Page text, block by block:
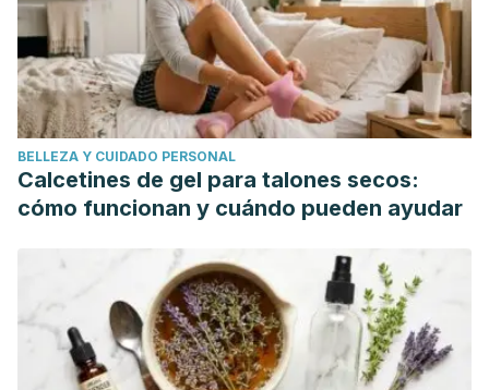
521-524.
Maslo, Philippe. Las dolencias de espalda: hernia,
lumbago, ciática, tortícoles. Editorial Paidotribo, 2001.
Limonta Cruzata, María Emilia, Carlos Mario Alejandrez
Leyva, and Yuneisys Coronados Valladares. "¿ Quiénes
padecen el síndrome del piramidal?."
Medicina Física y Rehabilitación
Ruiz-Arranz, J. L., I. Alfonso-Venzalá, and J. Villalón-Ogayar.
"Síndrome del músculo piramidal. Diagnóstico y
tratamiento. Presentación de 14 casos."Revista Española
de Cirugía Ortopédica y Traumatología
52.6 (2008): 359-
365.
Acuña Morales, Sara. "Tratamiento lumbociatalgia
BELLEZA Y CUIDADO PERSONAL
Calcetines de gel para talones secos:
cómo funcionan y cuándo pueden ayudar